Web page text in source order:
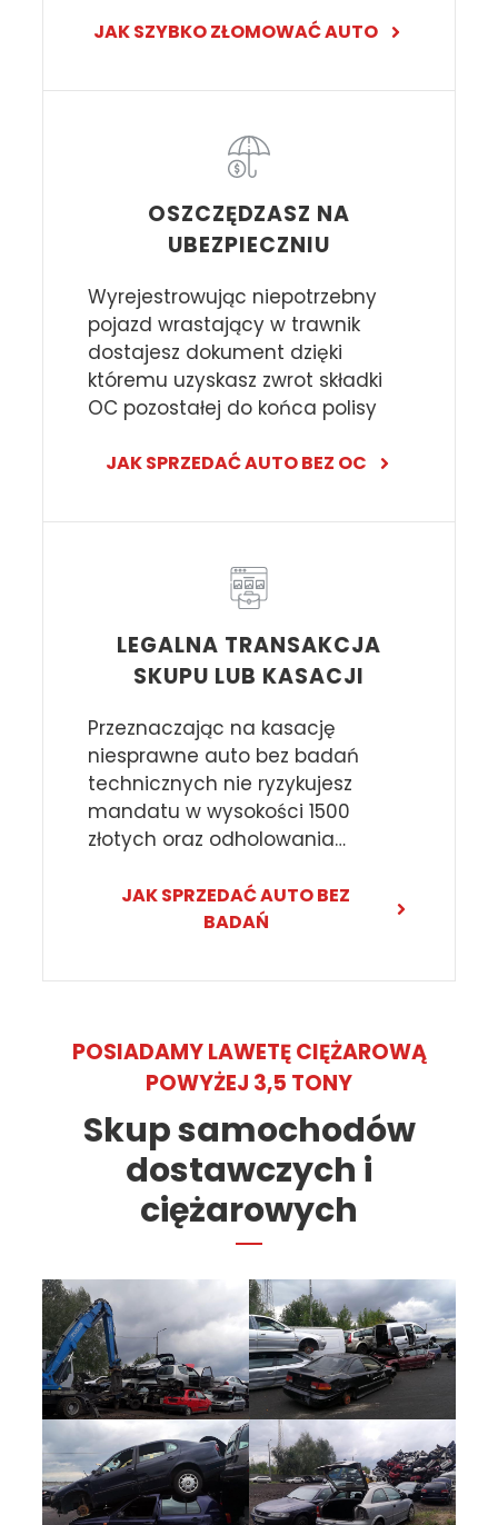
JAK SZYBKO ZŁOMOWAĆ AUTO
OSZCZĘDZASZ NA
UBEZPIECZNIU
Wyrejestrowując niepotrzebny
pojazd wrastający w trawnik
dostajesz dokument dzięki
któremu uzyskasz zwrot składki
OC pozostałej do końca polisy
JAK SPRZEDAĆ AUTO BEZ OC
LEGALNA TRANSAKCJA
SKUPU LUB KASACJI
Przeznaczając na kasację
niesprawne auto bez badań
technicznych nie ryzykujesz
mandatu w wysokości 1500
złotych oraz odholowania…
JAK SPRZEDAĆ AUTO BEZ
BADAŃ
POSIADAMY LAWETĘ CIĘŻAROWĄ
POWYŻEJ 3,5 TONY
Skup samochodów
dostawczych i
ciężarowych